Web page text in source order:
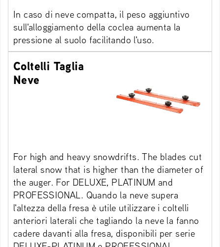
In caso di neve compatta, il peso aggiuntivo
sull'alloggiamento della coclea aumenta la
pressione al suolo facilitando l'uso.
Coltelli Taglia
Neve
For high and heavy snowdrifts. The blades cut
lateral snow that is higher than the diameter of
the auger. For DELUXE, PLATINUM and
PROFESSIONAL. Quando la neve supera
l'altezza della fresa è utile utilizzare i coltelli
anteriori laterali che tagliando la neve la fanno
cadere davanti alla fresa, disponibili per serie